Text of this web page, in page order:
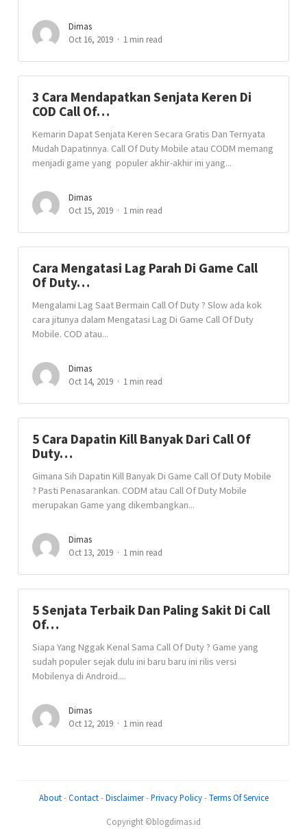
Dimas
Oct 16, 2019
1 min read
3 Cara Mendapatkan Senjata Keren Di
COD Call Of…
Kemarin Dapat Senjata Keren Secara Gratis Dan Ternyata
Mudah Dapatinnya. Call Of Duty Mobile atau CODM memang
menjadi game yang populer akhir-akhir ini yang...
Dimas
Oct 15, 2019
1 min read
Cara Mengatasi Lag Parah Di Game Call
Of Duty…
Mengalami Lag Saat Bermain Call Of Duty ? Slow ada kok
cara jitunya dalam Mengatasi Lag Di Game Call Of Duty
Mobile. COD atau...
Dimas
Oct 14, 2019
1 min read
5 Cara Dapatin Kill Banyak Dari Call Of
Duty…
Gimana Sih Dapatin Kill Banyak Di Game Call Of Duty Mobile
? Pasti Penasarankan. CODM atau Call Of Duty Mobile
merupakan Game yang dikembangkan...
Dimas
Oct 13, 2019
1 min read
5 Senjata Terbaik Dan Paling Sakit Di Call
Of…
Siapa Yang Nggak Kenal Sama Call Of Duty ? Game yang
sudah populer sejak dulu ini baru baru ini rilis versi
Mobilenya di Android....
Dimas
Oct 12, 2019
1 min read
About-Contact-Disclaimer-Privacy Policy-Terms Of Service
Copyright ©blogdimas.id